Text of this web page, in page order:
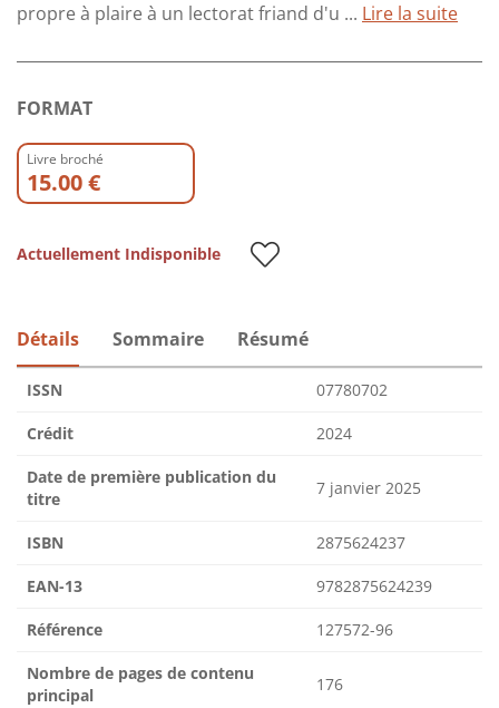
propre à plaire à un lectorat friand d'u ... Lire la suite
FORMAT
Livre broché
15.00 €
Actuellement Indisponible
Détails Sommaire Résumé
ISSN 07780702
Crédit 2024
Date de première publication du
titre
7 janvier 2025
ISBN 2875624237
EAN-13 9782875624239
Référence 127572-96
Nombre de pages de contenu
principal
176